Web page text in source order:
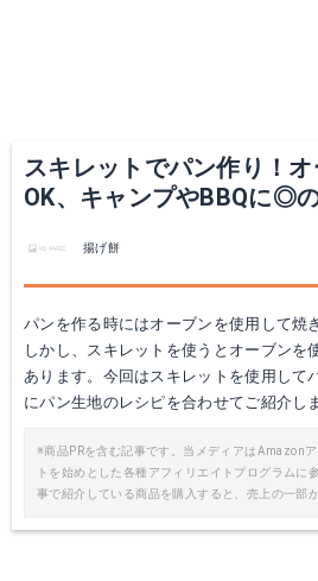
スキレットでパン作り！
OK、キャンプやBBQに◎
揚げ餅
パンを作る時にはオーブンを使用して焼
しかし、スキレットを使うとオーブンを
あります。今回はスキレットを使用して
にパン生地のレシピを合わせてご紹介し
※商品PRを含む記事です。当メディアはAmazon
トを始めとした各種アフィリエイトプログラムに
事で紹介している商品を購入すると、売上の一部